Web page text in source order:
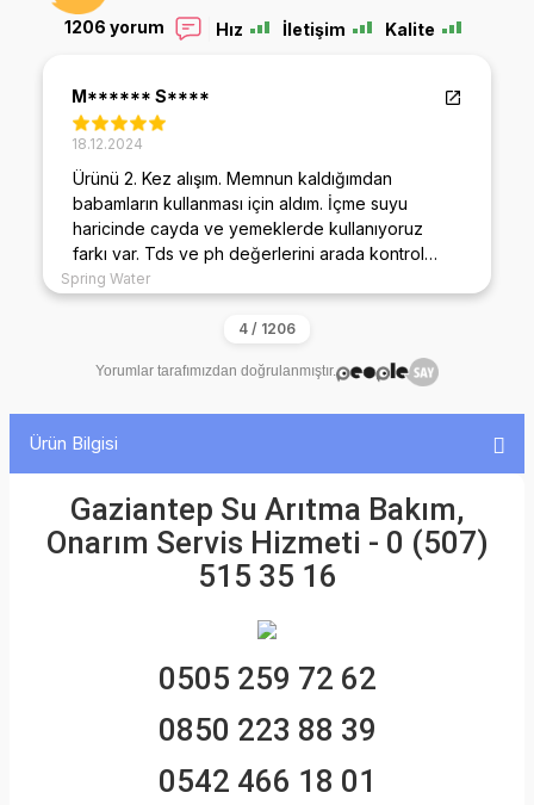
1206 yorum Hız İletişim Kalite
Şeyma Bozkuş
09.02.2026
İlginiz için teşekkür ederim malesef talihsiz bir
kaza oldu filtre başlığımız kırıldı okadar güzel
ilgilendilerki çok teşekkür ediyorum ürün zaten
çok güzel diyecek laf yok 🤩
Yorumlar tarafımızdan doğrulanmıştır.
Ürün Bilgisi
Gaziantep Su Arıtma Bakım,
Onarım Servis Hizmeti - 0 (507)
515 35 16
0505 259 72 62
0850 223 88 39
0542 466 18 01